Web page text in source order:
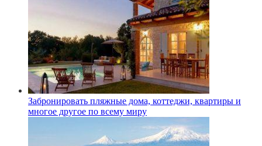
Забронировать пляжные дома, коттеджи, квартиры и
многое другое по всему миру